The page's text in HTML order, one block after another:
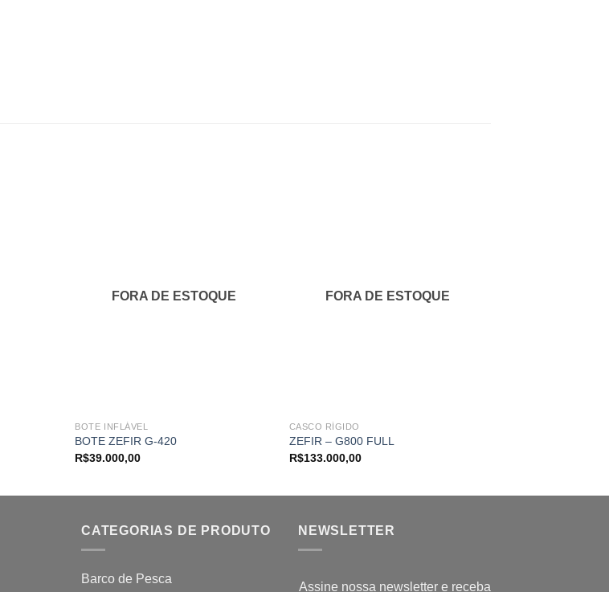
FORA DE ESTOQUE
BOTE INFLÁVEL
BOTE ZEFIR G-420
R$39.000,00
FORA DE ESTOQUE
CASCO RÍGIDO
ZEFIR – G800 FULL
R$133.000,00
CATEGORIAS DE PRODUTO
Barco de Pesca
NEWSLETTER
Assine nossa newsletter e receba